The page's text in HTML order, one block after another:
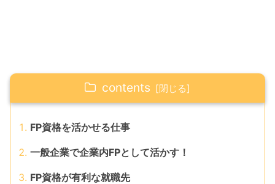
contents
FP資格を活かせる仕事
一般企業で企業内FPとして活かす！
FP資格が有利な就職先